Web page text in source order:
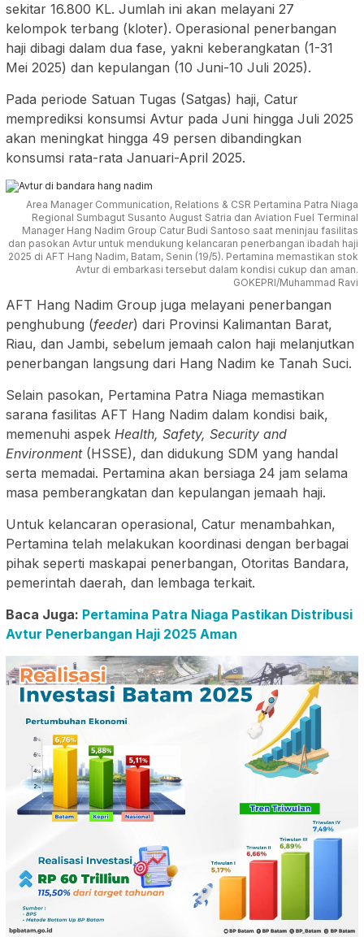
sekitar 16.800 KL. Jumlah ini akan melayani 27
kelompok terbang (kloter). Operasional penerbangan
haji dibagi dalam dua fase, yakni keberangkatan (1-31
Mei 2025) dan kepulangan (10 Juni-10 Juli 2025).
Pada periode Satuan Tugas (Satgas) haji, Catur
memprediksi konsumsi Avtur pada Juni hingga Juli 2025
akan meningkat hingga 49 persen dibandingkan
konsumsi rata-rata Januari-April 2025.
Area Manager Communication, Relations & CSR Pertamina Patra Niaga
Regional Sumbagut Susanto August Satria dan Aviation Fuel Terminal
Manager Hang Nadim Group Catur Budi Santoso saat meninjau fasilitas
dan pasokan Avtur untuk mendukung kelancaran penerbangan ibadah haji
2025 di AFT Hang Nadim, Batam, Senin (19/5). Pertamina memastikan stok
Avtur di embarkasi tersebut dalam kondisi cukup dan aman.
GOKEPRI/Muhammad Ravi
AFT Hang Nadim Group juga melayani penerbangan
penghubung (feeder) dari Provinsi Kalimantan Barat,
Riau, dan Jambi, sebelum jemaah calon haji melanjutkan
penerbangan langsung dari Hang Nadim ke Tanah Suci.
Selain pasokan, Pertamina Patra Niaga memastikan
sarana fasilitas AFT Hang Nadim dalam kondisi baik,
memenuhi aspek Health, Safety, Security and
Environment (HSSE), dan didukung SDM yang handal
serta memadai. Pertamina akan bersiaga 24 jam selama
masa pemberangkatan dan kepulangan jemaah haji.
Untuk kelancaran operasional, Catur menambahkan,
Pertamina telah melakukan koordinasi dengan berbagai
pihak seperti maskapai penerbangan, Otoritas Bandara,
pemerintah daerah, dan lembaga terkait.
Baca Juga: Pertamina Patra Niaga Pastikan Distribusi
Avtur Penerbangan Haji 2025 Aman